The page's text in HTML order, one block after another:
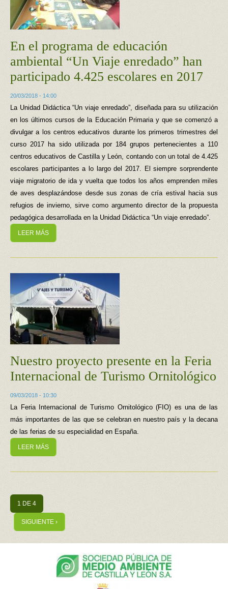
En el programa de educación
ambiental “Un Viaje enredado” han
participado 4.425 escolares en 2017
20/03/2018 - 14:00
La Unidad Didáctica “Un viaje enredado”, diseñada para su utilización
en los últimos cursos de la Educación Primaria y que se comenzó a
divulgar a los centros educativos durante los primeros trimestres del
curso 2017 ha sido utilizada por 184 grupos pertenecientes a 110
centros educativos de Castilla y León, contando con un total de 4.425
escolares participantes a lo largo del 2017. El siempre sorprendente
viaje migratorio de ida y vuelta que todos los años emprenden miles
de aves desplazándose desde sus zonas de cría estival hacia sus
refugios de invierno, sirve como argumento director de la propuesta
pedagógica desarrollada en la Unidad Didáctica “Un viaje enredado”.
LEER MÁS
Nuestro proyecto presente en la Feria
Internacional de Turismo Ornitológico
09/03/2018 - 10:30
La Feria Internacional de Turismo Ornitológico (FIO) es una de las
más importantes de las que se celebran en nuestro país y la decana
de las ferias de su especialidad en España.
LEER MÁS
1 DE 4
SIGUIENTE ›